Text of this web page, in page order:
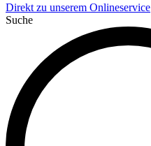
Direkt zu unserem Onlineservice
Suche